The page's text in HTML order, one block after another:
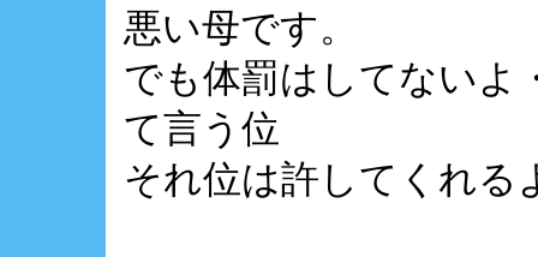
悪い母です。
でも体罰はしてないよ
て言う位
それ位は許してくれる